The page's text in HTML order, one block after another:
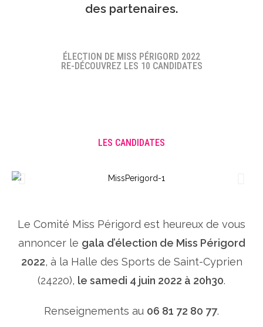
des partenaires.
ÉLECTION DE MISS PÉRIGORD 2022
RE-DÉCOUVREZ LES 10 CANDIDATES
LES CANDIDATES
Le Comité Miss Périgord est heureux de vous
annoncer le gala d’élection de Miss Périgord
2022, à la Halle des Sports de Saint-Cyprien
(24220), le samedi 4 juin 2022 à 20h30.
Renseignements au 06 81 72 80 77.